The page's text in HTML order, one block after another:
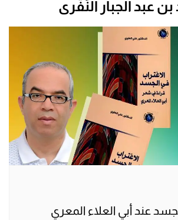
عبد الجبار النِّفَّري
عند أبي العلاء المعري